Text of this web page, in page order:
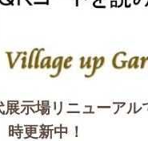
示場リニューアル
時更新中！